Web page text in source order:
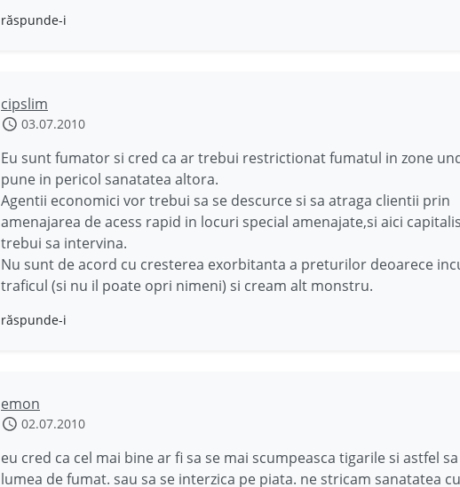
răspunde-i
cipslim
03.07.2010
Eu sunt fumator si cred ca ar trebui restrictionat fumatul in zone
pune in pericol sanatatea altora.
Agentii economici vor trebui sa se descurce si sa atraga clientii prin
amenajarea de acess rapid in locuri special amenajate,si aici
trebui sa intervina.
Nu sunt de acord cu cresterea exorbitanta a preturilor deoarece
traficul (si nu il poate opri nimeni) si cream alt monstru.
răspunde-i
emon
02.07.2010
eu cred ca cel mai bine ar fi sa se mai scumpeasca tigarile si astfel
lumea de fumat. sau sa se interzica pe piata. ne stricam sanatatea